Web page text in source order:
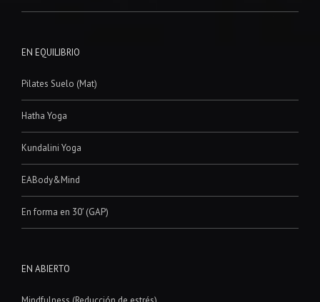
EN EQUILIBRIO
Pilates Suelo (Mat)
Hatha Yoga
Kundalini Yoga
EABody&Mind
En forma en 30′ (GAP)
EN ABIERTO